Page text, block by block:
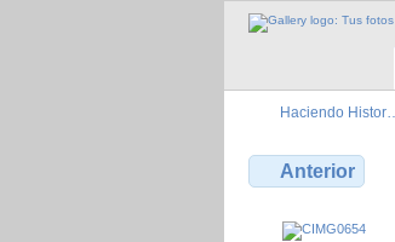
Haciendo Histor…
Anterior